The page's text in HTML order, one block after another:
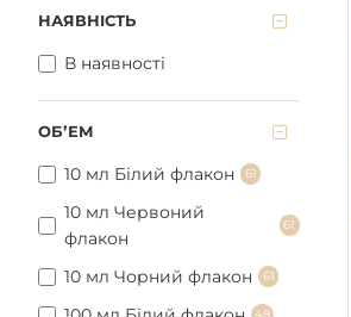
НАЯВНІСТЬ
В наявності
ОБʼЕМ
10 мл Білий флакон 61
10 мл Червоний
флакон
61
10 мл Чорний флакон 61